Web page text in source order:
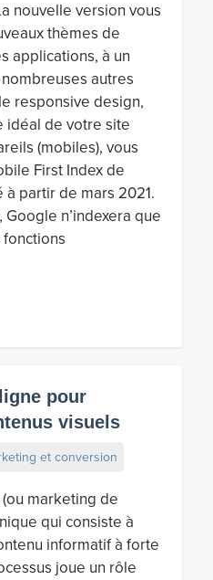
nouvelle version vous
thèmes de
applications, à un
autres
responsive design,
idéal de votre site
(mobiles), vous
First Index de
partir de mars 2021.
n’indexera que
pour
visuels
et conversion
marketing de
qui consiste à
informatif à forte
joue un rôle